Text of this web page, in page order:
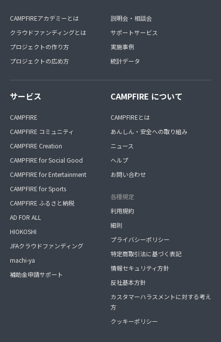
CAMPFIREアカデミーとは
クラウドファンディングとは
プロジェクトの作り方
プロジェクトの広め方
説明会・相談会
サポートサービス
実施事例
統計データ
サービス
CAMPFIRE
CAMPFIRE コミュニティ
CAMPFIRE Creation
CAMPFIRE for Social Good
CAMPFIRE for Entertainment
CAMPFIRE for Sports
CAMPFIRE ふるさと納税
AD FOR ALL
HIOKOSHI
JFAクラウドファンディング
machi-ya
補助金申請サポート
CAMPFIRE について
CAMPFIREとは
あんしん・安全への取り組み
ニュース
ヘルプ
お問い合わせ
各種規定
利用規約
細則
プライバシーポリシー
特定商取引法に基づく表記
情報セキュリティ方針
反社基本方針
カスタマーハラスメントに対する考え
方
クッキーポリシー